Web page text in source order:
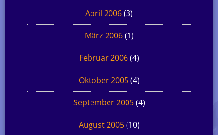
April 2006(3)
März 2006(1)
Februar 2006(4)
Oktober 2005(4)
September 2005(4)
August 2005(10)